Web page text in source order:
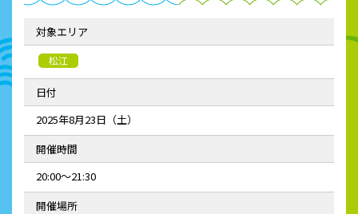
対象エリア
松江
日付
2025年8月23日（土）
開催時間
20:00～21:30
開催場所